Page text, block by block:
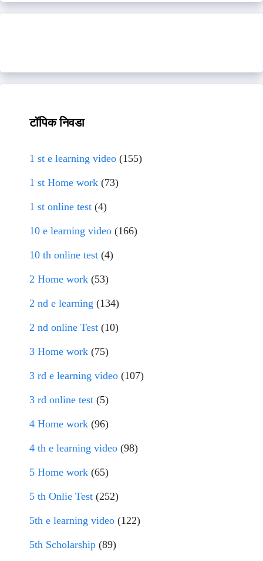
टॉपिक निवडा
1 st e learning video (155)
1 st Home work (73)
1 st online test (4)
10 e learning video (166)
10 th online test (4)
2 Home work (53)
2 nd e learning (134)
2 nd online Test (10)
3 Home work (75)
3 rd e learning video (107)
3 rd online test (5)
4 Home work (96)
4 th e learning video (98)
5 Home work (65)
5 th Onlie Test (252)
5th e learning video (122)
5th Scholarship (89)